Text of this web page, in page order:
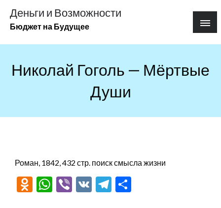
содержимому
Деньги и Возможности
Бюджет на Будущее
Николай Гоголь — Мёртвые
Души
Роман, 1842, 432 стр. поиск смысла жизни
Odnoklassniki
WhatsApp
Viber
VK Telegram